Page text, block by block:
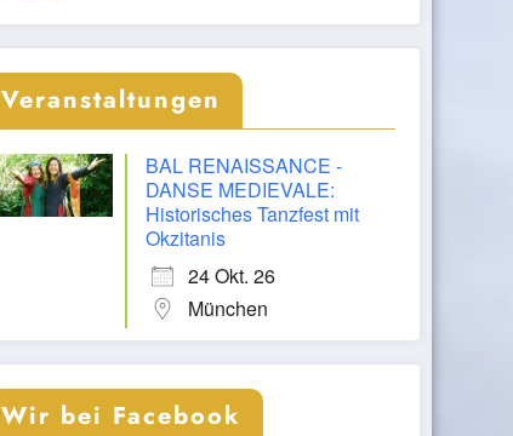
Veranstaltungen
BAL RENAISSANCE -
DANSE MEDIEVALE:
Historisches Tanzfest mit
Okzitanis
24 Okt. 26
München
Wir bei Facebook